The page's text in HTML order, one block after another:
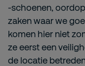
-schoenen,
zaken waar we
komen hier niet
ze eerst een
de locatie